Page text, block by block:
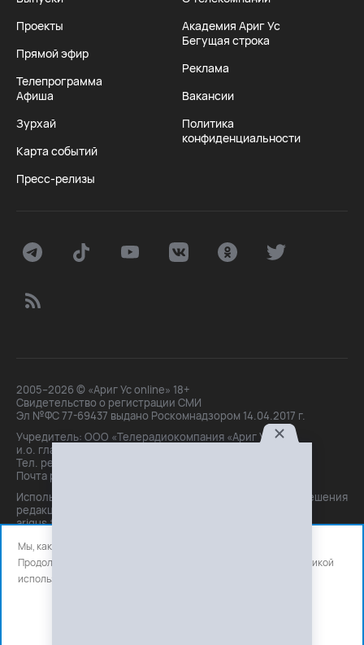
Проекты
Прямой эфир
Телепрограмма
Афиша
Зурхай
Карта событий
Пресс-релизы
Академия Ариг Ус
Бегущая строка
Реклама
Вакансии
Политика
конфиденциальности
2005–2026 © «Ариг Ус online» 18+
Свидетельство о регистрации СМИ
Эл №ФС 77-69437 выдано Роскомнадзором 14.04.2017 г.
Учредитель: ООО «Телерадиокомпания «Ариг Ус»,
и.о. главного редактора: Маханова О.Б.
Тел. peдakции: +7(3012)21-30-14,
Почта peдakции: editor@arigus.tv
Использование материалов только с письменного разрешения
редакции. При цитировании прямая активная ссылка на
arigus.tv обязательна.
Мы, как и все используем файлы cookie и сервисы аналитики.
Продолжая использовать сайт, вы соглашаетесь с нашей
политикой
использования